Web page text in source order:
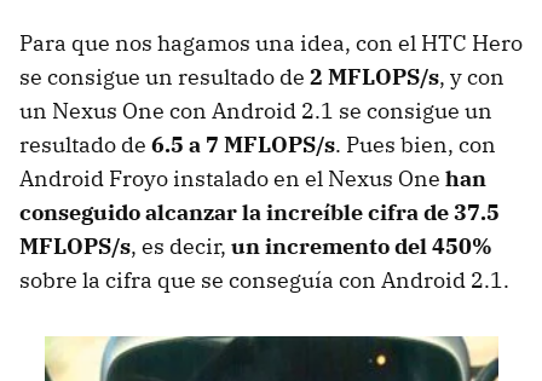
Para que nos hagamos una idea, con el HTC Hero
se consigue un resultado de 2 MFLOPS/s, y con
un Nexus One con Android 2.1 se consigue un
resultado de 6.5 a 7 MFLOPS/s. Pues bien, con
Android Froyo instalado en el Nexus One han
conseguido alcanzar la increíble cifra de 37.5
MFLOPS/s, es decir, un incremento del 450%
sobre la cifra que se conseguía con Android 2.1.